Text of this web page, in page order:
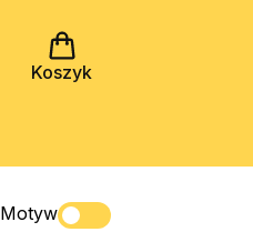
Koszyk
Motyw